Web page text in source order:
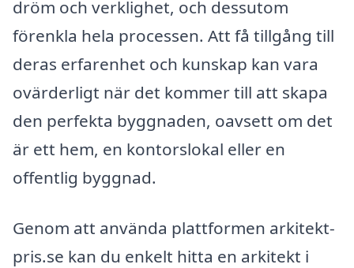
dröm och verklighet, och dessutom
förenkla hela processen. Att få tillgång till
deras erfarenhet och kunskap kan vara
ovärderligt när det kommer till att skapa
den perfekta byggnaden, oavsett om det
är ett hem, en kontorslokal eller en
offentlig byggnad.
Genom att använda plattformen arkitekt-
pris.se kan du enkelt hitta en arkitekt i